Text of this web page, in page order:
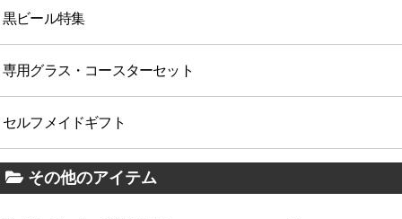
黒ビール特集
専用グラス・コースターセット
セルフメイドギフト
その他のアイテム